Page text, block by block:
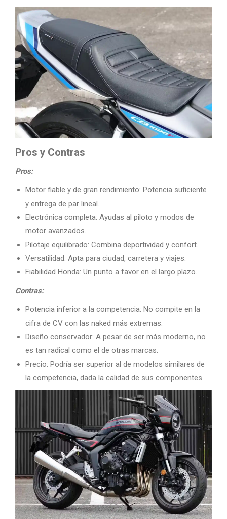
Pros y Contras
Pros:
Motor fiable y de gran rendimiento: Potencia suficiente
y entrega de par lineal.
Electrónica completa: Ayudas al piloto y modos de
motor avanzados.
Pilotaje equilibrado: Combina deportividad y confort.
Versatilidad: Apta para ciudad, carretera y viajes.
Fiabilidad Honda: Un punto a favor en el largo plazo.
Contras:
Potencia inferior a la competencia: No compite en la
cifra de CV con las naked más extremas.
Diseño conservador: A pesar de ser más moderno, no
es tan radical como el de otras marcas.
Precio: Podría ser superior al de modelos similares de
la competencia, dada la calidad de sus componentes.